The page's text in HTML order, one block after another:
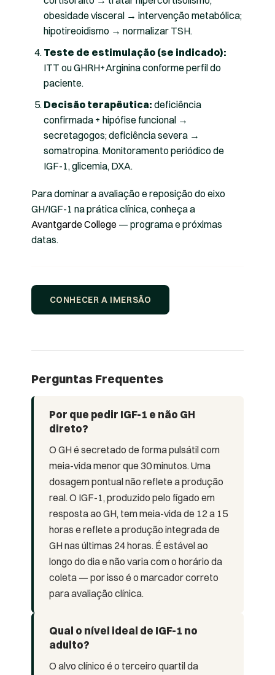
obesidade visceral → intervenção metabólica;
hipotireoidismo → normalizar TSH.
Teste de estimulação (se indicado):
ITT ou GHRH+Arginina conforme perfil do
paciente.
Decisão terapêutica: deficiência
confirmada + hipófise funcional →
secretagogos; deficiência severa →
somatropina. Monitoramento periódico de
IGF-1, glicemia, DXA.
Para dominar a avaliação e reposição do eixo
GH/IGF-1 na prática clínica, conheça a
Avantgarde College— programa e próximas
datas.
CONHECER A IMERSÃO
Perguntas Frequentes
Por que pedir IGF-1 e não GH
direto?
O GH é secretado de forma pulsátil com
meia-vida menor que 30 minutos. Uma
dosagem pontual não reflete a produção
real. O IGF-1, produzido pelo fígado em
resposta ao GH, tem meia-vida de 12 a 15
horas e reflete a produção integrada de
GH nas últimas 24 horas. É estável ao
longo do dia e não varia com o horário da
coleta — por isso é o marcador correto
para avaliação clínica.
Qual o nível ideal de IGF-1 no
adulto?
O alvo clínico é o terceiro quartil da